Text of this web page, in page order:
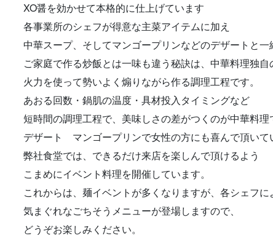
XO醤を効かせて本格的に仕上げています
各事業所のシェフが得意な主菜アイテムに加え
中華スープ、そしてマンゴープリンなどのデザートと一
ご家庭で作る炒飯とは一味も違う秘訣は、中華料理独自
火力を使って勢いよく煽りながら作る調理工程です。
あおる回数・鍋肌の温度・具材投入タイミングなど
短時間の調理工程で、美味しさの差がつくのが中華料理
デザート マンゴープリンで女性の方にも喜んで頂いて
弊社食堂では、できるだけ来店を楽しんで頂けるよう
こまめにイベント料理を開催しています。
これからは、麺イベントが多くなりますが、各シェフに
気まぐれなごちそうメニューが登場しますので、
どうぞお楽しみください。